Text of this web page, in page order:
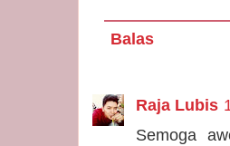
Balas
Raja Lubis
Semoga